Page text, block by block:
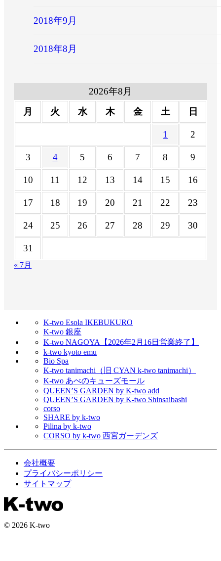
2018年9月
2018年8月
2026年8月
月
火 水 木 金 土 日
1 2
3 4 5 6 7 8 9
10 11 12 13 14 15 16
17 18 19 20 21 22 23
24 25 26 27 28 29 30
31
« 7月
K-two Esola IKEBUKURO
K-two 銀座
K-two NAGOYA【2026年2月16日営業終了】
k-two kyoto emu
Bio Spa
K-two tanimachi（旧 CYAN k-two tanimachi）
K-two あべのキューズモール
QUEEN’S GARDEN by K-two add
QUEEN’S GARDEN by K-two Shinsaibashi
corso
SHARE by k-two
Pilina by k-two
CORSO by k-two 西宮ガーデンズ
会社概要
プライバシーポリシー
サイトマップ
© 2026 K-two